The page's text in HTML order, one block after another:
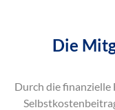
Die
Durch die finanzielle